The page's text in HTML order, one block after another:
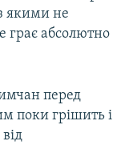
якими не
грає абсолютно
перед
поки грішить і